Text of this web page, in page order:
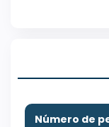
Número de